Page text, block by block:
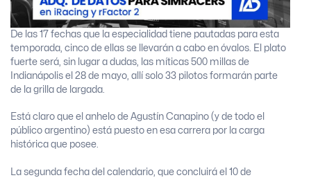
De las 17 fechas que la especialidad tiene pautadas para esta
temporada, cinco de ellas se llevarán a cabo en óvalos. El plato
fuerte será, sin lugar a dudas, las míticas 500 millas de
Indianápolis el 28 de mayo, allí solo 33 pilotos formarán parte
de la grilla de largada.
Está claro que el anhelo de Agustín Canapino (y de todo el
público argentino) está puesto en esa carrera por la carga
histórica que posee.
La segunda fecha del calendario, que concluirá el 10 de